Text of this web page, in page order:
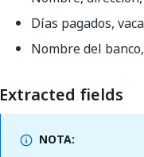
Días pagados,
Nombre del
Extracted fields
NOTA: